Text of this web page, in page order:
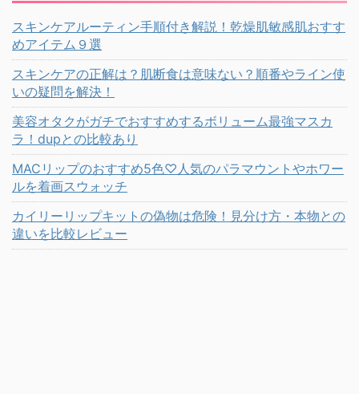
スキンケアルーティン手順付き解説！乾燥肌敏感肌おすす
めアイテム９選
スキンケアの正解は？肌断食は意味ない？順番やライン使
いの疑問を解決！
美容オタクがガチでおすすめするボリューム最強マスカ
ラ！dupとの比較あり
MACリップのおすすめ5色♡人気のパラマウントやホワー
ルを着画スウォッチ
カイリーリップキットの偽物は危険！見分け方・本物との
違いを比較レビュー